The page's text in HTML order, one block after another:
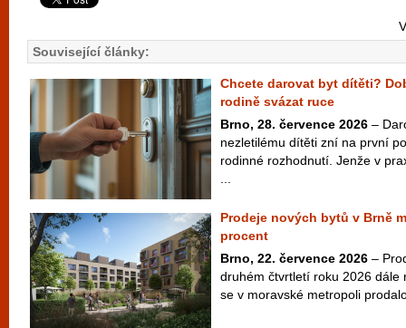
Související články:
Chcete darovat byt dítěti?
rodině svázat ruce
Brno, 28. července 2026 –
nezletilému dítěti zní na první
rodinné rozhodnutí. Jenže v
Prodeje nových bytů v Brně
procent
Brno, 22. července 2026 –
druhém čtvrtletí roku 2026 dále
se v moravské metropoli